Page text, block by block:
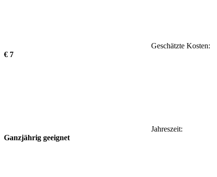
Geschätzte Kosten:
€ 7
Jahreszeit:
Ganzjährig geeignet